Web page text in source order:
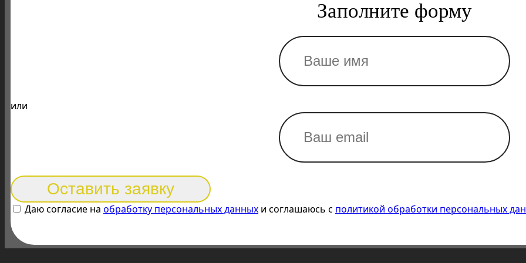
Заполните форму
или
Оставить заявку
Даю согласие на обработку персональных данных и соглашаюсь с политикой обработки персональных